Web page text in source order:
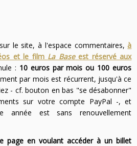
le site, à l'espace commentaires,à
et le film La Baseest réservé aux
: 10 euros par mois ou 100 euros
par mois est récurrent, jusqu'à ce
- cf. bouton en bas "se désabonner"
sur votre compte PayPal -, et
année est sans renouvellement
page en voulant accéder à un billet